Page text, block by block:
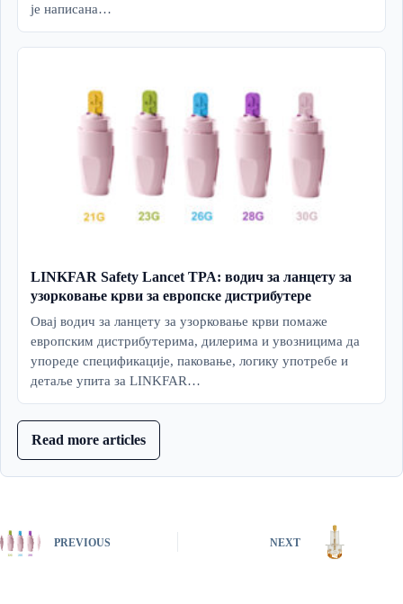
је написана…
LINKFAR Safety Lancet TPA: водич за ланцету за
узорковање крви за европске дистрибутере
Овај водич за ланцету за узорковање крви помаже
европским дистрибутерима, дилерима и увозницима да
упореде спецификације, паковање, логику употребе и
детаље упита за LINKFAR…
Read more articles
PREVIOUS NEXT